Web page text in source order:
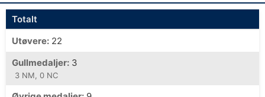
Totalt
Utøvere: 22
Gullmedaljer: 3
3 NM, 0 NC